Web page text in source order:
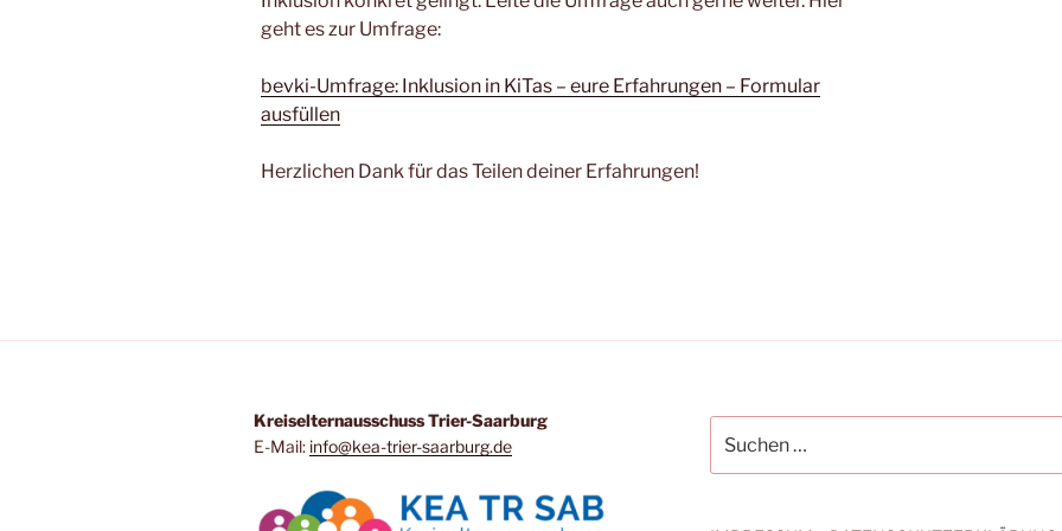
geht es zur Umfrage:
bevki-Umfrage: Inklusion in KiTas – eure Erfahrungen – Formular
ausfüllen
Herzlichen Dank für das Teilen deiner Erfahrungen!
Kreiselternausschuss Trier-Saarburg
E-Mail: info@kea-trier-saarburg.de
nach: